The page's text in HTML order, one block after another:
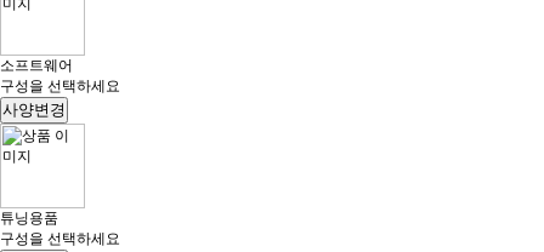
소프트웨어
구성을 선택하세요
사양변경
튜닝용품
구성을 선택하세요